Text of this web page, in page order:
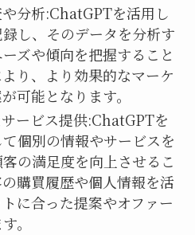
分析:ChatGPTを活用し
し、そのデータを分析す
ズや傾向を把握すること
り、より効果的なマーケ
可能となります。
ービス提供:ChatGPTを
個別の情報やサービスを
の満足度を向上させるこ
購買履歴や個人情報を活
に合った提案やオファー
。